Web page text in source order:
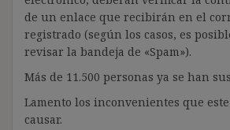
de un enlace que recibirán en el
registrado (según los casos, es
revisar la bandeja de «Spam»).
Más de 11.500 personas ya se han
Lamento los inconvenientes que
causar.